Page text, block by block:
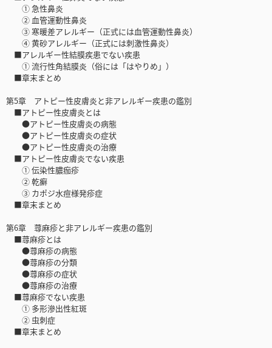
① 急性鼻炎
② 血管運動性鼻炎
③ 寒暖差アレルギー（正式には血管運動性鼻炎）
④ 黄砂アレルギー（正式には刺激性鼻炎）
■アレルギー性結膜疾患でない疾患
① 流行性角結膜炎（俗には「はやりめ」）
■章末まとめ
第5章 アトピー性皮膚炎と非アレルギー疾患の鑑別
■アトピー性皮膚炎とは
●アトピー性皮膚炎の病態
●アトピー性皮膚炎の症状
●アトピー性皮膚炎の治療
■アトピー性皮膚炎でない疾患
① 伝染性膿痂疹
② 乾癬
③ カポジ水痘様発疹症
■章末まとめ
第6章 蕁麻疹と非アレルギー疾患の鑑別
■蕁麻疹とは
●蕁麻疹の病態
●蕁麻疹の分類
●蕁麻疹の症状
●蕁麻疹の治療
■蕁麻疹でない疾患
① 多形滲出性紅斑
② 虫刺症
■章末まとめ